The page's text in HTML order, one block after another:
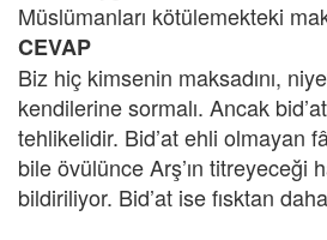
Müslümanları kötülemekteki
CEVAP
Biz hiç kimsenin maksadını,
kendilerine sormalı. Ancak
tehlikelidir. Bid’at ehli olmayan
bile övülünce Arş’ın titreyeceği
bildiriliyor. Bid’at ise fısktan